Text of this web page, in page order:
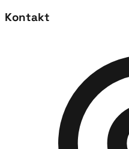
Kontakt